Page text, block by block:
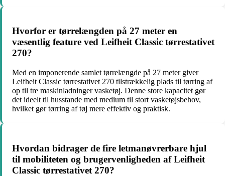
Hvorfor er tørrelængden på 27 meter en
væsentlig feature ved Leifheit Classic tørrestativet
270?
Med en imponerende samlet tørrelængde på 27 meter giver
Leifheit Classic tørrestativet 270 tilstrækkelig plads til tørring af
op til tre maskinladninger vasketøj. Denne store kapacitet gør
det ideelt til husstande med medium til stort vasketøjsbehov,
hvilket gør tørring af tøj mere effektiv og praktisk.
Hvordan bidrager de fire letmanøvrerbare hjul
til mobiliteten og brugervenligheden af Leifheit
Classic tørrestativet 270?